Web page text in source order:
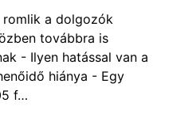
romlik a dolgozók
továbbra is
- Ilyen hatással van a
hiánya - Egy
f…